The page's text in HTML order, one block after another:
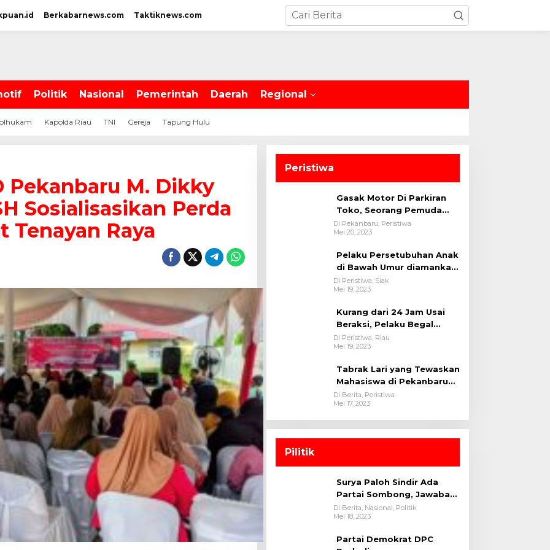
Berkabarnews.com Taktiknews.com
Politik Nasional Pemerintah Daerah Regional
Kapolda Riau TNI Gereja Tapung Hulu
Pekanbaru M. Dikky
Sosialisasikan Perda
Tenayan Raya
Peristiwa
Gasak Motor Di Parkiran
Toko, Seorang Pemuda
Diamankan Polsek Bukit
Raya
Di Pekanbaru, Peristiwa
Mei 20, 2023
Pelaku Persetubuhan Anak
di Bawah Umur diamankan
oleh tim Opsnal Polsek
Tualang-Polres Siak-Polda
Di Peristiwa, Siak
Mei 19, 2023
Kurang dari 24 Jam Usai
Beraksi, Pelaku Begal
Berhasil Di Bekuk
Satreskrim Polres
Di Peristiwa, Riau
Mei 19, 2023
Tabrak Lari yang Tewaskan
Mahasiswa di Pekanbaru
Ditangkap Polisi
Di Berita, Peristiwa
Mei 17, 2023
Pilitik
Surya Paloh Sindir Ada
Partai Sombong, Jawaban
Megawati
Di Berita, Nasional, Politik
Mei 18, 2023
Partai Demokrat DPC